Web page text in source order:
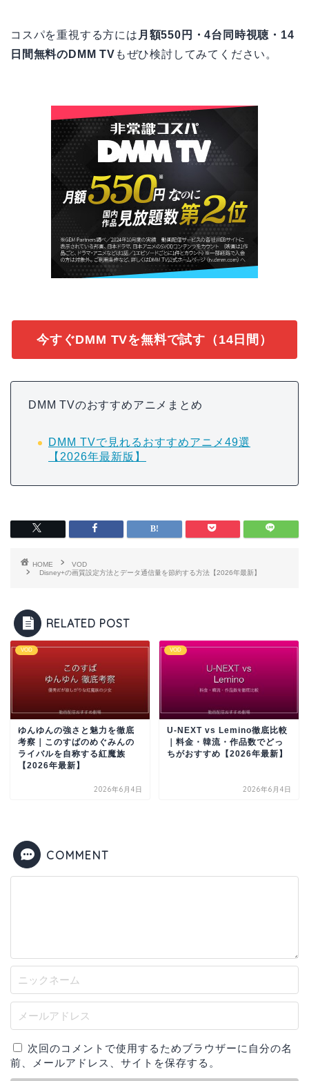
コスパを重視する方には 月額550円・4台同時視聴・14
日間無料のDMM TV もぜひ検討してみてください。
今すぐDMM TVを無料で試す（14日間）
DMM TVのおすすめアニメまとめ
DMM TVで見れるおすすめアニメ49選
【2026年最新版】
HOME
VOD
Disney+の画質設定方法とデータ通信量を節約する方法【2026年最新】
RELATED POST
VOD
ゆんゆんの強さと魅力を徹底
考察｜このすばのめぐみんの
ライバルを自称する紅魔族
【2026年最新】
2026年6月4日
VOD
U-NEXT vs Lemino徹底比較
｜料金・韓流・作品数でどっ
ちがおすすめ【2026年最新】
2026年6月4日
COMMENT
次回のコメントで使用するためブラウザーに自分の名
前、メールアドレス、サイトを保存する。